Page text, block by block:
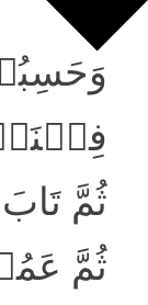
ثُمَّ
ثُمَّ